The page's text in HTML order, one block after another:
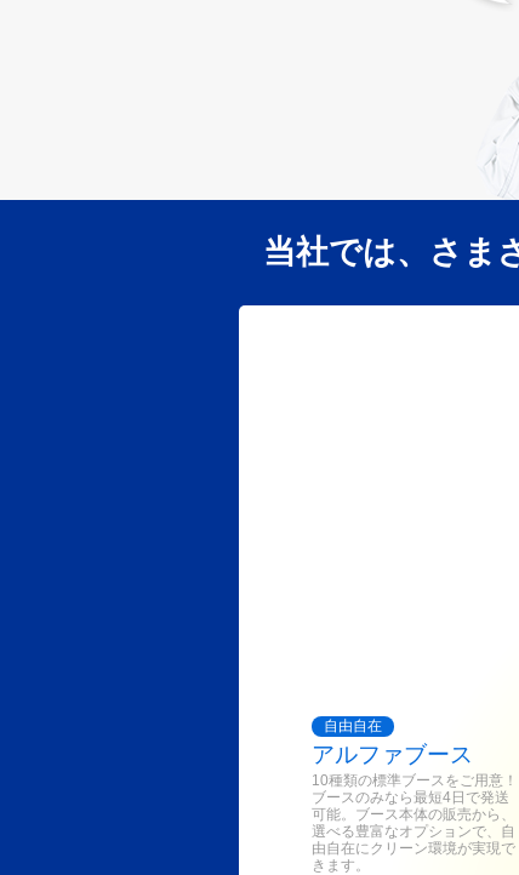
当社では、さま
自由自在
アルファブース
10種類の標準ブースをご用意！
ブースのみなら最短4日で発送
可能。ブース本体の販売から、
選べる豊富なオプションで、自
由自在にクリーン環境が実現で
きます。